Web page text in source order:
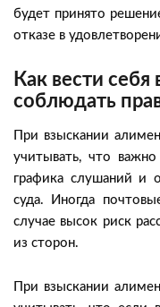
будет принято
отказе в
Как вести себя
соблюдать
При взыскании
учитывать, что важно
графика слушаний и
суда. Иногда
случае высок риск
из сторон.
При взыскании